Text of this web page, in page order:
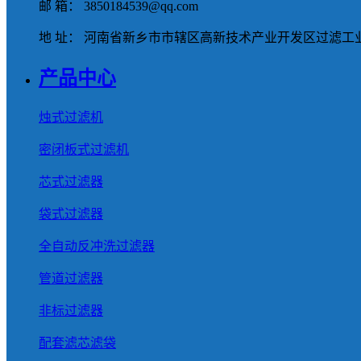
邮 箱： 3850184539@qq.com
地 址： 河南省新乡市市辖区高新技术产业开发区过滤工
产品中心
烛式过滤机
密闭板式过滤机
芯式过滤器
袋式过滤器
全自动反冲洗过滤器
管道过滤器
非标过滤器
配套滤芯滤袋